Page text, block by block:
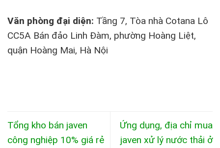
Văn phòng đại diện: Tầng 7, Tòa nhà Cotana Lô
CC5A Bán đảo Linh Đàm, phường Hoàng Liệt,
quận Hoàng Mai, Hà Nội
Tổng kho bán javen
công nghiệp 10% giá rẻ
Ứng dụng, địa chỉ mua
javen xử lý nước thải ở